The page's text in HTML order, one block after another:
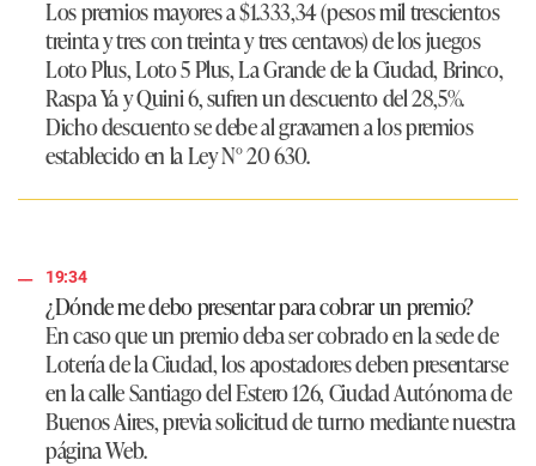
Los premios mayores a $1.333,34 (pesos mil trescientos
treinta y tres con treinta y tres centavos) de los juegos
Loto Plus, Loto 5 Plus, La Grande de la Ciudad, Brinco,
Raspa Ya y Quini 6, sufren un descuento del 28,5%.
Dicho descuento se debe al gravamen a los premios
establecido en la Ley N° 20 630.
19:34
¿Dónde me debo presentar para cobrar un premio?
En caso que un premio deba ser cobrado en la sede de
Lotería de la Ciudad, los apostadores deben presentarse
en la calle Santiago del Estero 126, Ciudad Autónoma de
Buenos Aires, previa solicitud de turno mediante nuestra
página Web.